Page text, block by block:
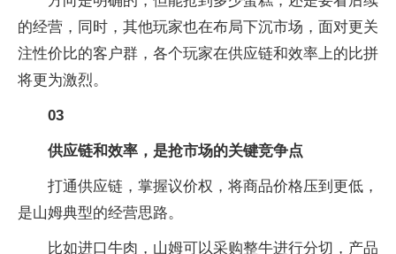
的经营，同时，其他玩家也在布局下沉市场，面对更关
注性价比的客户群，各个玩家在供应链和效率上的比拼
将更为激烈。
03
供应链和效率，是抢市场的关键竞争点
打通供应链，掌握议价权，将商品价格压到更低，
是山姆典型的经营思路。
比如进口牛肉，山姆可以采购整牛进行分切，产品